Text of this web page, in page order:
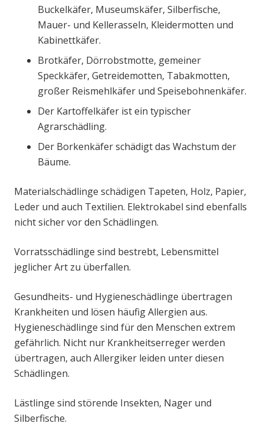
Buckelkäfer, Museumskäfer, Silberfische,
Mauer- und Kellerasseln, Kleidermotten und
Kabinettkäfer.
Brotkäfer, Dörrobstmotte, gemeiner
Speckkäfer, Getreidemotten, Tabakmotten,
großer Reismehlkäfer und Speisebohnenkäfer.
Der Kartoffelkäfer ist ein typischer
Agrarschädling.
Der Borkenkäfer schädigt das Wachstum der
Bäume.
Materialschädlinge schädigen Tapeten, Holz, Papier,
Leder und auch Textilien. Elektrokabel sind ebenfalls
nicht sicher vor den Schädlingen.
Vorratsschädlinge sind bestrebt, Lebensmittel
jeglicher Art zu überfallen.
Gesundheits- und Hygieneschädlinge übertragen
Krankheiten und lösen häufig Allergien aus.
Hygieneschädlinge sind für den Menschen extrem
gefährlich. Nicht nur Krankheitserreger werden
übertragen, auch Allergiker leiden unter diesen
Schädlingen.
Lästlinge sind störende Insekten, Nager und
Silberfische.